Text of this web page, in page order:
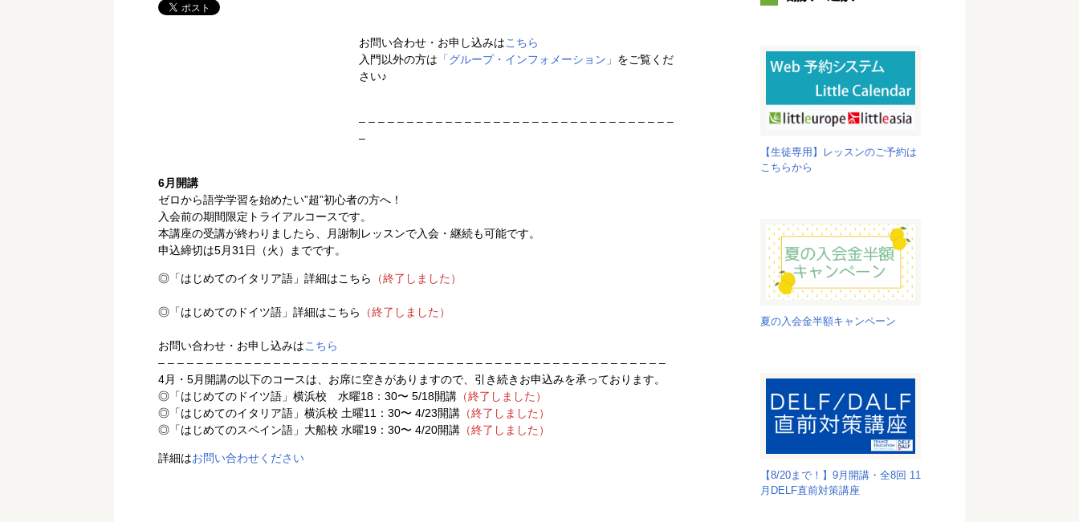
お問い合わせ・お申し込みはこちら
入門以外の方は 「グループ・インフォメーション」 をご覧くだ
さい♪
– – – – – – – – – – – – – – – – – – – – – – – – – – – – – – – – –
–
6月開講
ゼロから語学学習を始めたい”超”初心者の方へ！
入会前の期間限定トライアルコースです。
本講座の受講が終わりましたら、月謝制レッスンで入会・継続も可能です。
申込締切は5月31日（火）までです。
◎「はじめてのイタリア語」詳細はこちら （終了しました）
◎「はじめてのドイツ語」詳細はこちら （終了しました）
お問い合わせ・お申し込みはこちら
– – – – – – – – – – – – – – – – – – – – – – – – – – – – – – – – – – – – – – – – – – – – – – – – – – – – –
4月・5月開講の以下のコースは、お席に空きがありますので、引き続きお申込みを承っております。
◎「はじめてのドイツ語」横浜校 水曜18：30〜 5/18開講 （終了しました）
◎「はじめてのイタリア語」横浜校 土曜11：30〜 4/23開講 （終了しました）
◎「はじめてのスペイン語」大船校 水曜19：30〜 4/20開講 （終了しました）
詳細はお問い合わせください
【生徒専用】レッスンのご予約は
こちらから
夏の入会金半額キャンペーン
【8/20まで！】9月開講・全8回 11
月DELF直前対策講座